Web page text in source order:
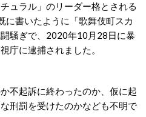
ュラル」のリーダー格とされる
に書いたように「歌舞伎町スカ
騒ぎで、2020年10月28日に暴
庁に逮捕されました。
不起訴に終わったのか、仮に起
刑罰を受けたのかなども不明で